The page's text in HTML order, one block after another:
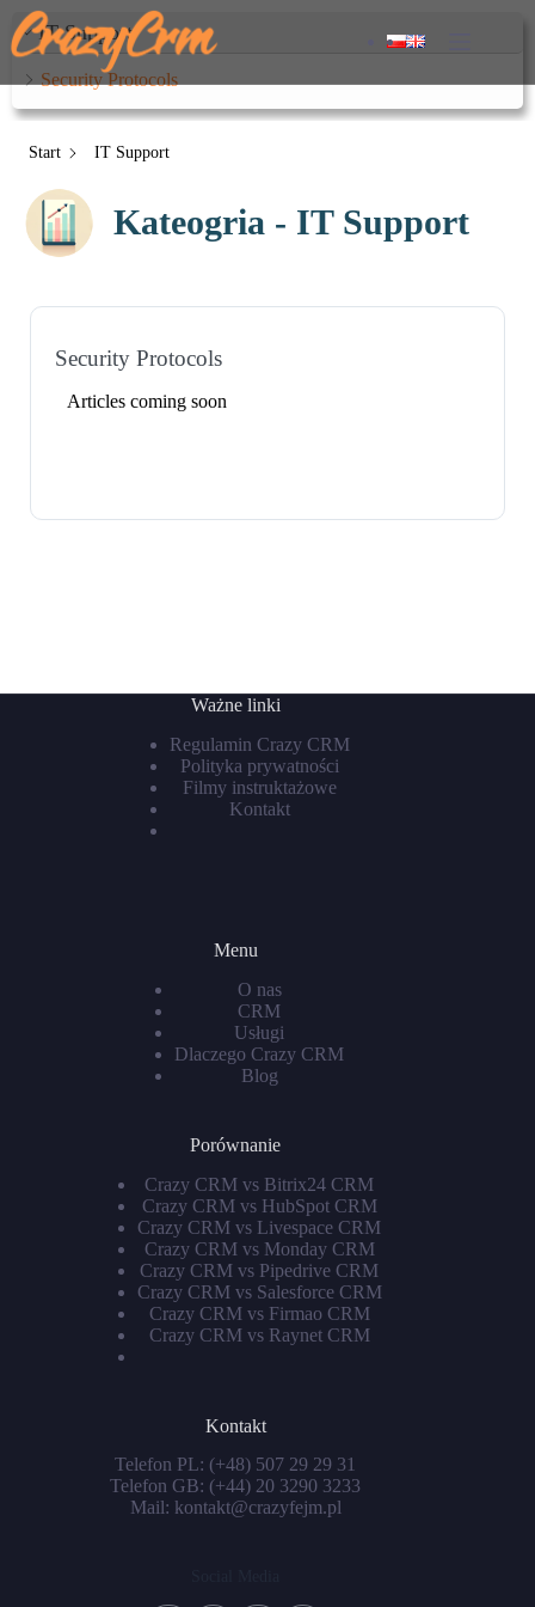
Przejdź
do
treści
IT Support
Security Protocols
Start IT Support
Kateogria - IT Support
Security Protocols
Articles coming soon
Ważne linki
Regulamin Crazy CRM
Polityka prywatności
Filmy instruktażowe
Kontakt
Menu
O nas
CRM
Usługi
Dlaczego Crazy CRM
Blog
Porównanie
Crazy CRM vs Bitrix24 CRM
Crazy CRM vs HubSpot CRM
Crazy CRM vs Livespace CRM
Crazy CRM vs Monday CRM
Crazy CRM vs Pipedrive CRM
Crazy CRM vs Salesforce CRM
Crazy CRM vs Firmao CRM
Crazy CRM vs Raynet CRM
Kontakt
Telefon PL: (+48) 507 29 29 31
Telefon GB: (+44) 20 3290 3233
Mail: kontakt@crazyfejm.pl